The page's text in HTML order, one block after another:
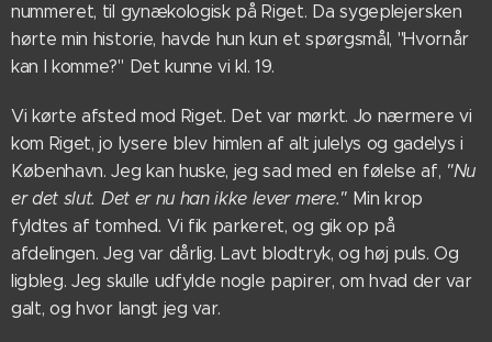
nummeret, til gynækologisk på Riget. Da sygeplejersken
hørte min historie, havde hun kun et spørgsmål, "Hvornår
kan I komme?" Det kunne vi kl. 19.
Vi kørte afsted mod Riget. Det var mørkt. Jo nærmere vi
kom Riget, jo lysere blev himlen af alt julelys og gadelys i
København. Jeg kan huske, jeg sad med en følelse af, "Nu
er det slut. Det er nu han ikke lever mere." Min krop
fyldtes af tomhed. Vi fik parkeret, og gik op på
afdelingen. Jeg var dårlig. Lavt blodtryk, og høj puls. Og
ligbleg. Jeg skulle udfylde nogle papirer, om hvad der var
galt, og hvor langt jeg var.